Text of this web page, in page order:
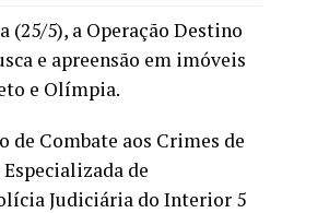
5), a Operação Destino
e apreensão em imóveis
e Olímpia.
de Combate aos Crimes de
de
Judiciária do Interior 5